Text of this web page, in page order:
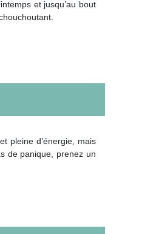
et jusqu’au bout
pleine d’énergie, mais
de panique, prenez un